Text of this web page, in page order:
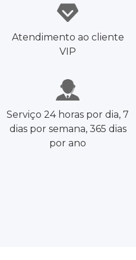
Atendimento ao cliente
VIP
Serviço 24 horas por dia, 7
dias por semana, 365 dias
por ano